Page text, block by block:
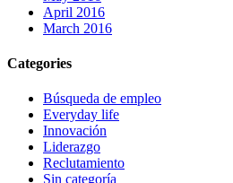
April 2016
March 2016
Categories
Búsqueda de empleo
Everyday life
Innovación
Liderazgo
Reclutamiento
Sin categoría